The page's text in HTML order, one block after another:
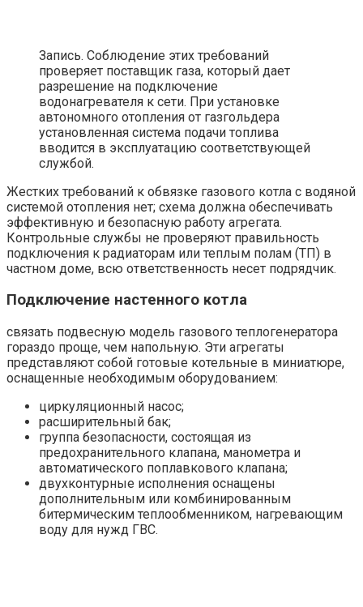
Запись. Соблюдение этих требований
проверяет поставщик газа, который дает
разрешение на подключение
водонагревателя к сети. При установке
автономного отопления от газгольдера
установленная система подачи топлива
вводится в эксплуатацию соответствующей
службой.
Жестких требований к обвязке газового котла с водяной
системой отопления нет; схема должна обеспечивать
эффективную и безопасную работу агрегата.
Контрольные службы не проверяют правильность
подключения к радиаторам или теплым полам (ТП) в
частном доме, всю ответственность несет подрядчик.
Подключение настенного котла
связать подвесную модель газового теплогенератора
гораздо проще, чем напольную. Эти агрегаты
представляют собой готовые котельные в миниатюре,
оснащенные необходимым оборудованием:
циркуляционный насос;
расширительный бак;
группа безопасности, состоящая из
предохранительного клапана, манометра и
автоматического поплавкового клапана;
двухконтурные исполнения оснащены
дополнительным или комбинированным
битермическим теплообменником, нагревающим
воду для нужд ГВС.